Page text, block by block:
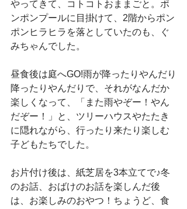
やってきて、コトコトおままごと。ポ
ンポンプールに目掛けて、2階からポン
ポンヒラヒラを落としていたのも、ぐ
みちゃんでした。
昼食後は庭へGO!雨が降ったりやんだり
降ったりやんだりで、それがなんだか
楽しくなって、「また雨やぞー！やん
だぞー！」と、ツリーハウスやたたき
に隠れながら、行ったり来たり楽しむ
子どもたちでした。
お片付け後は、紙芝居を3本立てで♪冬
のお話、おばけのお話を楽しんだ後
は、お楽しみのおやつ！ちょうど、食